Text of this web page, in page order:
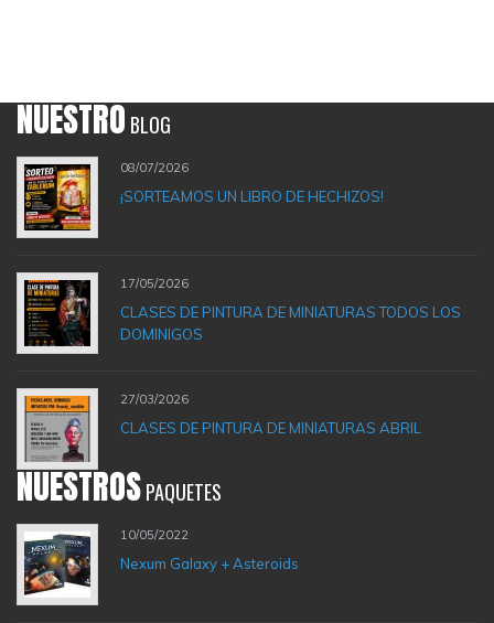
NUESTROBLOG
08/07/2026
¡SORTEAMOS UN LIBRO DE HECHIZOS!
17/05/2026
CLASES DE PINTURA DE MINIATURAS TODOS LOS
DOMINIGOS
27/03/2026
CLASES DE PINTURA DE MINIATURAS ABRIL
NUESTROSPAQUETES
10/05/2022
Nexum Galaxy + Asteroids